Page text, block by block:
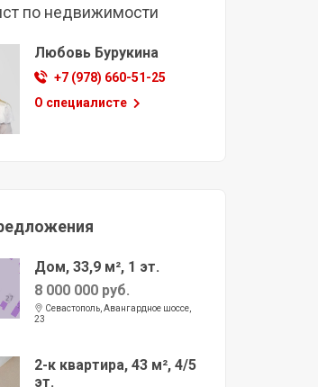
по недвижимости
Любовь Бурукина
+7 (978) 660-51-25
О специалисте
Дом, 33,9 м², 1 эт.
8 000 000 руб.
Севастополь, Авангардное шоссе,
23
2-к квартира, 43 м², 4/5
эт.